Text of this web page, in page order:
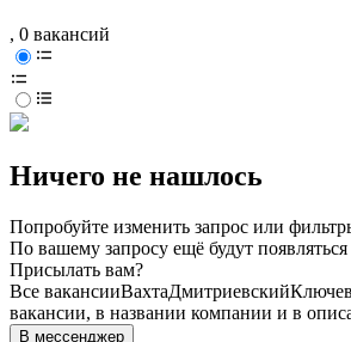
, 0 вакансий
Ничего не нашлось
Попробуйте изменить запрос или
По вашему запросу ещё будут
Присылать вам?
Все вакансииВахтаДмитриевский
вакансии, в названии компании и в
В мессенджер